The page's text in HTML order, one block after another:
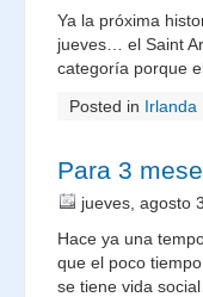
Ya la próxima
jueves… el Saint
categoría porque
Posted in Irlanda
Para 3
jueves, agosto
Hace ya una
que el poco
se tiene vida